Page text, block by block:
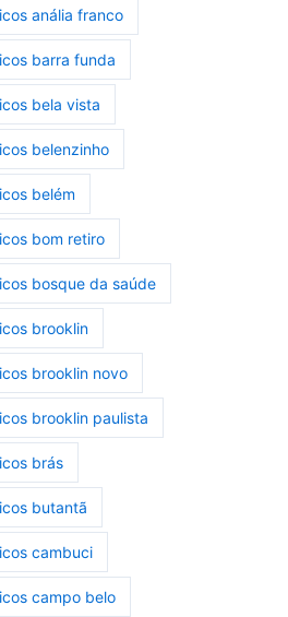
anália franco
barra funda
bela vista
belenzinho
belém
bom retiro
bosque da saúde
brooklin
brooklin novo
brooklin paulista
brás
butantã
cambuci
campo belo